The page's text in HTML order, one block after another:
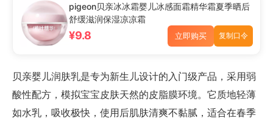
pigeon贝亲冰冰霜婴儿冰感面霜精华霜夏季晒后
舒缓滋润保湿凉凉霜
¥9.8 立即购买 复制口令
贝亲婴儿润肤乳是专为新生儿设计的入门级产品，采用弱
酸性配方，模拟宝宝皮肤天然的皮脂膜环境。它质地轻薄
如水乳，吸收极快，使用后肌肤清爽不黏腻，适合在春季